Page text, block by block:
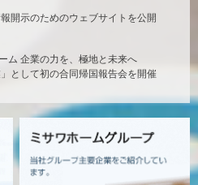
開示のためのウェブサイトを公開
ム 企業の力を、極地と未来へ
として初の合同帰国報告会を開催